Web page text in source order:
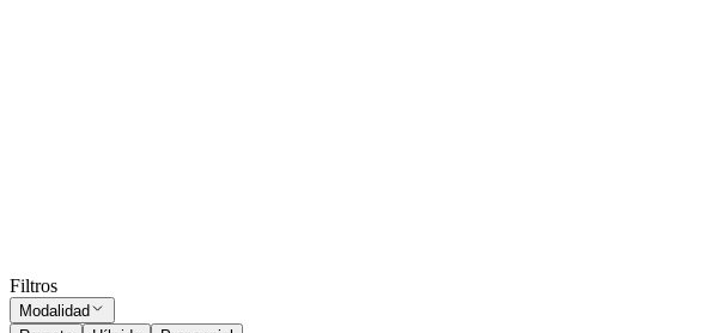
Filtros
Modalidad